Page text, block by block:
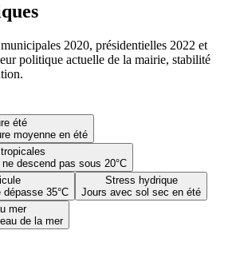
été
moyenne en été
descend pas sous 20°C
35°C
Stress hydrique
Jours avec sol sec en été
mer
de la mer
2020, présidentielles 2022 et
politique actuelle de la mairie, stabilité